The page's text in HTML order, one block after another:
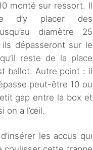
monté sur ressort. Il
d’y placer des
diamètre 25
dépasseront sur le
reste de la place
ballot. Autre point : il
peut-être 10 ou
gap entre la box et
on a l’œil.
les accus qui